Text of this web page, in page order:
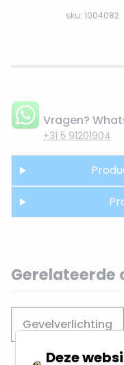
sku: 1004082
Vragen?
+31 5 91201904
Gerelateerde
Gevelverlichting
Deze